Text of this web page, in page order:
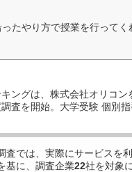
たやり方で授業を行ってく
ングは、株式会社オリコ
査を開始。大学受験 個別
査では、実際にサービスを
基に、調査企業22社を対象